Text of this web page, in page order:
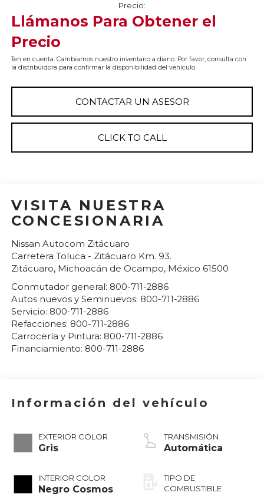
Precio:
Llámanos Para Obtener el
Precio
Ten en cuenta: Cambiamos nuestro inventario a diario. Por favor, consulta con
la distribuidora para confirmar la disponibilidad del vehículo.
CONTACTAR UN ASESOR
CLICK TO CALL
VISITA NUESTRA
CONCESIONARIA
Nissan Autocom Zitácuaro
Carretera Toluca - Zitácuaro Km. 93.
Zitácuaro, Michoacán de Ocampo, México 61500
Conmutador general: 800-711-2886
Autos nuevos y Seminuevos: 800-711-2886
Servicio: 800-711-2886
Refacciones: 800-711-2886
Carrocería y Pintura: 800-711-2886
Financiamiento: 800-711-2886
Información del vehículo
EXTERIOR COLOR
Gris
INTERIOR COLOR
Negro Cosmos
TRANSMISIÓN
Automática
TIPO DE
COMBUSTIBLE